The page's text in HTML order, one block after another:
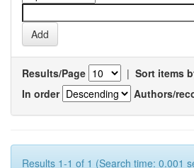
Results/Page | Sort items
In order
Authors/
Results 1-1 of 1 (Search time: 0.001